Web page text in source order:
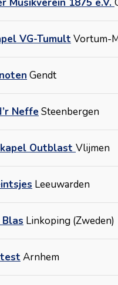
VG-Tumult Vortum-
Gendt
Neffe Steenbergen
Outblast Vlijmen
Leeuwarden
Linkoping (Zweden)
Arnhem